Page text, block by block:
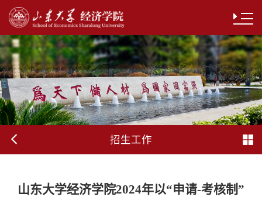
招生工作
山东大学经济学院2024年以“申请-考核制”